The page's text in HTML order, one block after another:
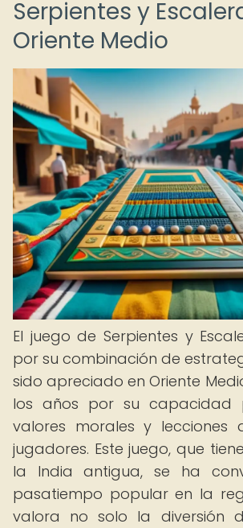
Serpientes y
Oriente Medio
El juego de Serpientes y
por su combinación de
sido apreciado en Oriente
los años por su capacidad
valores morales y
jugadores. Este juego, que
la India antigua, se ha
pasatiempo popular en la
valora no solo la diversión